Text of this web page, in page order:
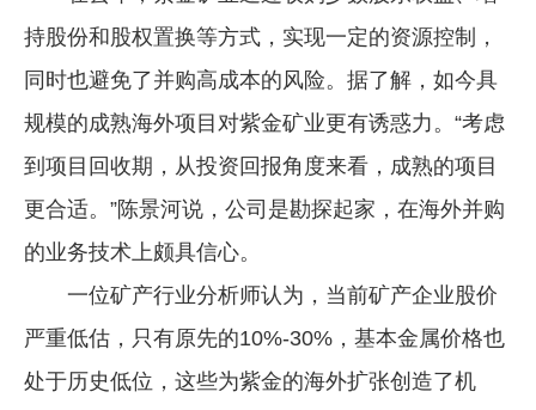
持股份和股权置换等方式，实现一定的资源控制，
同时也避免了并购高成本的风险。据了解，如今具
规模的成熟海外项目对紫金矿业更有诱惑力。“考虑
到项目回收期，从投资回报角度来看，成熟的项目
更合适。”陈景河说，公司是勘探起家，在海外并购
的业务技术上颇具信心。
一位矿产行业分析师认为，当前矿产企业股价
严重低估，只有原先的10%-30%，基本金属价格也
处于历史低位，这些为紫金的海外扩张创造了机